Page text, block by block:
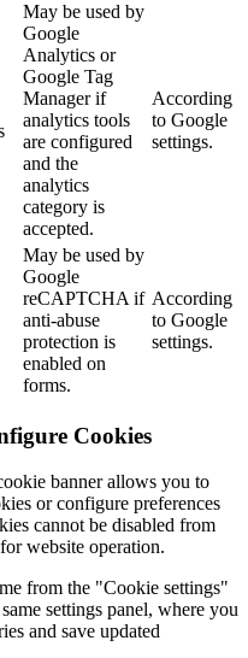
May be used by
Google
Analytics or
Google Tag
Manager if
analytics tools
are configured
and the
analytics
category is
accepted.
According
to Google
settings.
May be used by
Google
reCAPTCHA if
anti-abuse
protection is
enabled on
forms.
According
to Google
settings.
Cookies
banner allows you to
or configure preferences
cannot be disabled from
website operation.
from the "Cookie settings"
settings panel, where you
and save updated